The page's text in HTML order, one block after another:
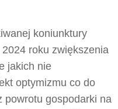
koniunktury
roku zwiększenia
jakich nie
optymizmu co do
powrotu gospodarki na